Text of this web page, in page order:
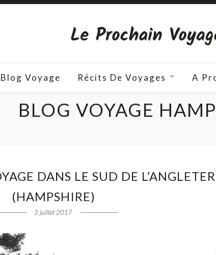
Blog Voyage Récits De Voyages A
BLOG VOYAGE
DANS LE SUD DE
(HAMPSHIRE)
3 juillet 2017